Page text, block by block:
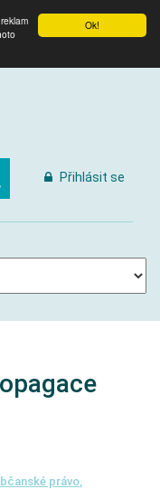
Ok!
Přihlásit se
právo,